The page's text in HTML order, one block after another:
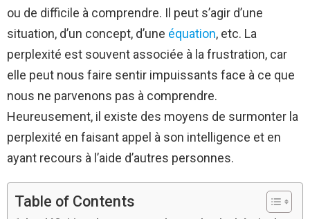
ou de difficile à comprendre. Il peut s’agir d’une
situation, d’un concept, d’une équation, etc. La
perplexité est souvent associée à la frustration, car
elle peut nous faire sentir impuissants face à ce que
nous ne parvenons pas à comprendre.
Heureusement, il existe des moyens de surmonter la
perplexité en faisant appel à son intelligence et en
ayant recours à l’aide d’autres personnes.
Table of Contents